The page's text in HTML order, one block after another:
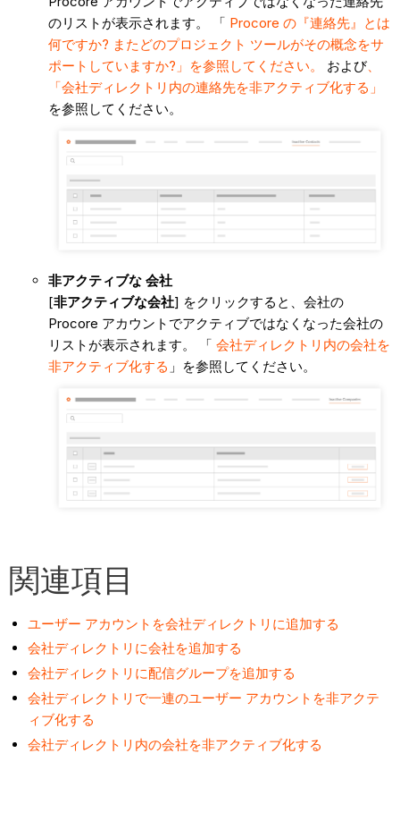
のリストが表示されます。 「 Procore の『連絡先』とは
何ですか? またどのプロジェクト ツールがその概念をサ
ポートしていますか?」を参照してください。
および、
「会社ディレクトリ内の連絡先を非アクティブ化する」
を参照してください。
非アクティブな 会社
[非アクティブな会社] をクリックすると、会社の
Procore アカウントでアクティブではなくなった会社の
リストが表示されます。 「 会社ディレクトリ内の会社を
非アクティブ化する 」を参照してください。
関連項目
ユーザー アカウントを会社ディレクトリに追加する
会社ディレクトリに会社を追加する
会社ディレクトリに配信グループを追加する
会社ディレクトリで一連のユーザー アカウントを非アクテ
ィブ化する
会社ディレクトリ内の会社を非アクティブ化する